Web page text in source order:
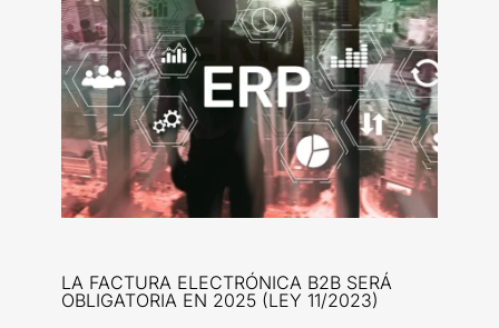
LA FACTURA ELECTRÓNICA B2B SERÁ
OBLIGATORIA EN 2025 (LEY 11/2023)